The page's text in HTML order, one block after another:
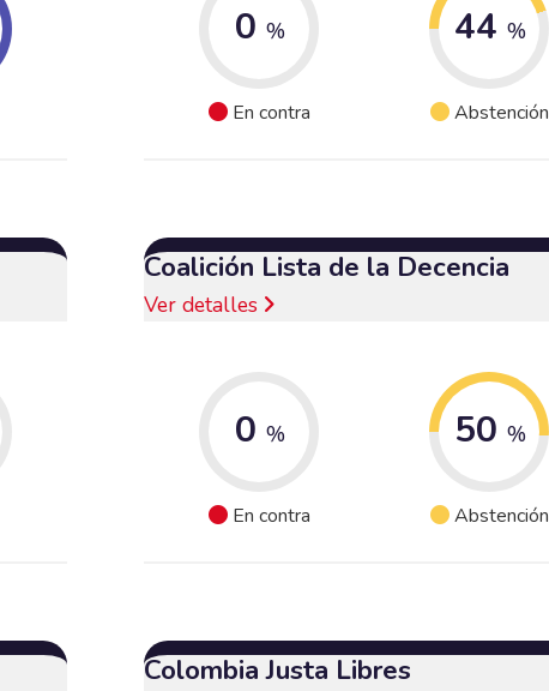
0 %
En contra
44 %
Abstención
Coalición Lista de la Decencia
Ver detalles
0 %
En contra
50 %
Abstención
Colombia Justa Libres